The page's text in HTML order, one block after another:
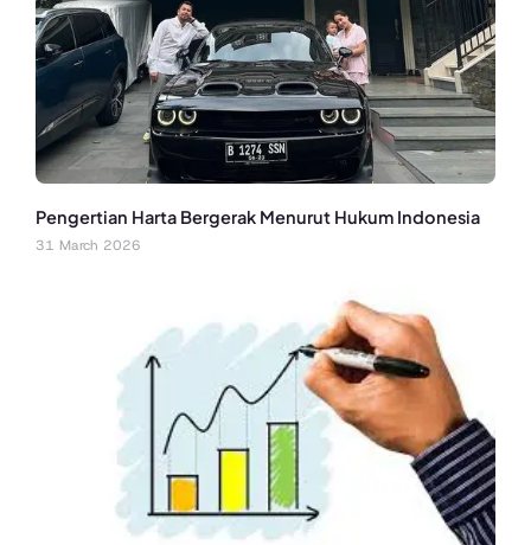
Pengertian Harta Bergerak Menurut Hukum Indonesia
31 March 2026